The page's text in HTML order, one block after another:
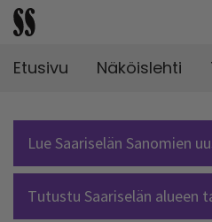
Etusivu Näköislehti
Lue Saariselän Sanomien
Tutustu Saariselän alueen